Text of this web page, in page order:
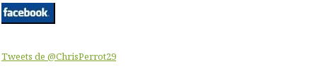
Tweets de @ChrisPerrot29